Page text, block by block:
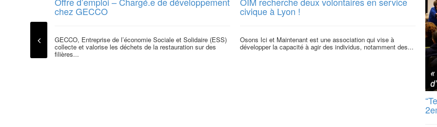
chez GECCO
GECCO, Entreprise de l’économie Sociale et Solidaire (ESS)
collecte et valorise les déchets de la restauration sur des
filières...
civique à Lyon !
Osons Ici et Maintenant est une association qui vise à
développer la capacité à agir des individus, notamment des...